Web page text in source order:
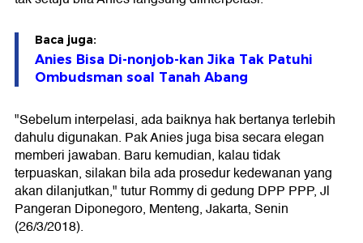
Baca juga:
Anies Bisa Di-nonjob-kan Jika Tak Patuhi
Ombudsman soal Tanah Abang
"Sebelum interpelasi, ada baiknya hak bertanya terlebih
dahulu digunakan. Pak Anies juga bisa secara elegan
memberi jawaban. Baru kemudian, kalau tidak
terpuaskan, silakan bila ada prosedur kedewanan yang
akan dilanjutkan," tutur Rommy di gedung DPP PPP, Jl
Pangeran Diponegoro, Menteng, Jakarta, Senin
(26/3/2018).